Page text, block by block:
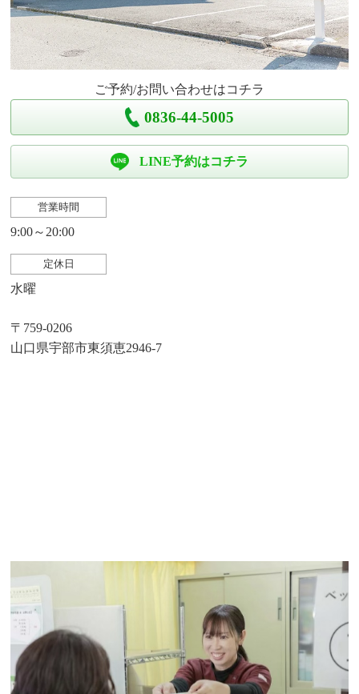
ご予約/お問い合わせはコチラ
0836-44-5005
LINE予約はコチラ
営業時間
9:00～20:00
定休日
水曜
〒759-0206
山口県宇部市東須恵2946-7